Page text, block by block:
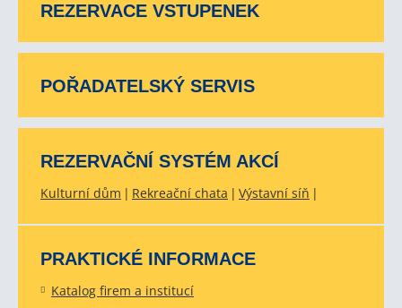
REZERVACE VSTUPENEK
POŘADATELSKÝ SERVIS
REZERVAČNÍ SYSTÉM AKCÍ
Kulturní dům Rekreační chata Výstavní síň
PRAKTICKÉ INFORMACE
Katalog firem a institucí